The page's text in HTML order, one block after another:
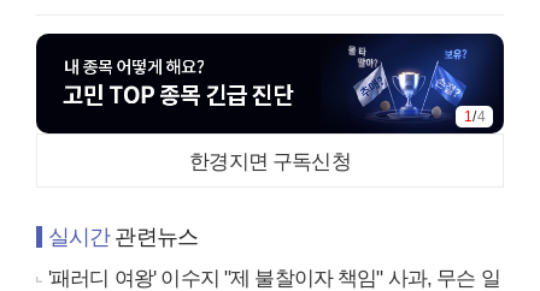
1/4
한경지면 구독신청
실시간관련뉴스
'패러디 여왕' 이수지 "제 불찰이자 책임" 사과, 무슨 일